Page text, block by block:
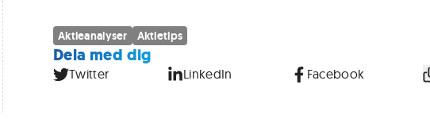
Aktieanalyser Aktietips
Dela med dig
Twitter LinkedIn Facebook